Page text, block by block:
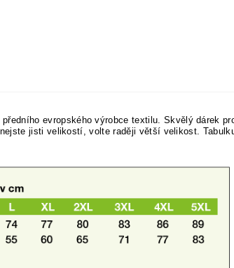
evropského výrobce textilu. Skvělý dárek
nejste jisti velikostí,volte raději větší velikost.